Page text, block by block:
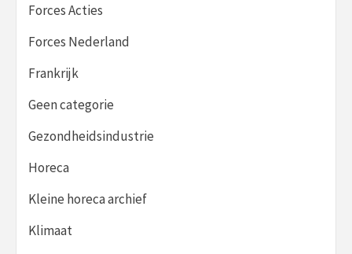
Forces Acties
Forces Nederland
Frankrijk
Geen categorie
Gezondheidsindustrie
Horeca
Kleine horeca archief
Klimaat